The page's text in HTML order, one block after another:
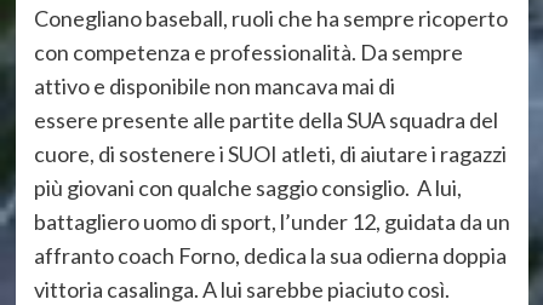
Conegliano baseball, ruoli che ha sempre ricoperto
con competenza e professionalità. Da sempre
attivo e disponibile non mancava mai di
essere presente alle partite della SUA squadra del
cuore, di sostenere i SUOI atleti, di aiutare i ragazzi
più giovani con qualche saggio consiglio. A lui,
battagliero uomo di sport, l’under 12, guidata da un
affranto coach Forno, dedica la sua odierna doppia
vittoria casalinga. A lui sarebbe piaciuto così.